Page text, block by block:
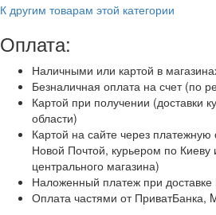
К другим товарам этой категории
Оплата:
Наличными или картой в
Безналичная оплата на счет (по
Картой при получении (доставки
области)
Картой на сайте через платежную
Новой Почтой, курьером по Киеву
центрального магазина)
Наложенный платеж при
Оплата частями от ПриватБанка,